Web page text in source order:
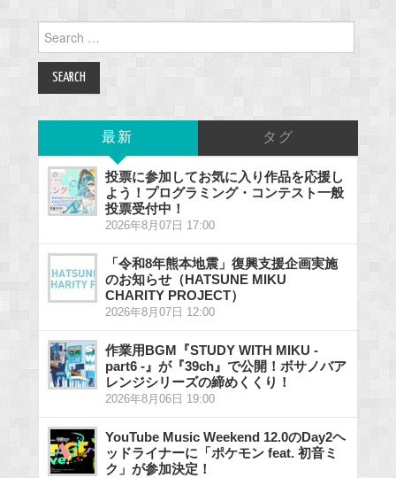
Search
for:
最新 タグ
投票に参加してお気に入り作品を応援し
よう！プログラミング・コンテスト一般
投票受付中！
2026年8月07日 17:00
「令和8年熊本地震」復興支援企画実施
のお知らせ（HATSUNE MIKU
CHARITY PROJECT）
2026年8月07日 12:00
作業用BGM『STUDY WITH MIKU -
part6 -』が『39ch』で公開！ボサノバア
レンジシリーズの締めくくり！
2026年8月06日 19:00
YouTube Music Weekend 12.0のDay2ヘ
ッドライナーに「ポケモン feat. 初音ミ
ク」が参加決定！